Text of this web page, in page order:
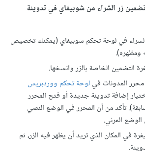
زر الشراء من شوبيفاي في تدوينة
في لوحة تحكم شوبيفاي (يمكنك تخصيص
ومظهره).
التضمين الخاصة بالزر وانسخها.
محرر المدونات فيلوحة تحكم ووردبريس
إضافة تدوينة جديدة أو فتح المحرر
تأكد من أن المحرر في الوضع النصي
المرئي.
في المكان الذي تريد أن يظهر فيه الزر، ثم